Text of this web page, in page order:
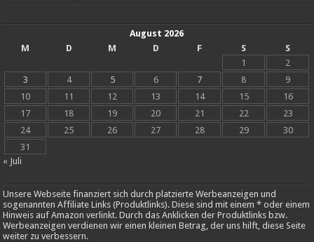
August 2026
M
D M D F S
S
1
2
3
4 5 6 7 8
9
10
11 12 13 14 15
16
17
18 19 20 21 22
23
24
25 26 27 28 29
30
31
« Juli
Unsere Webseite finanziert sich durch platzierte Werbeanzeigen und
sogenannten Affiliate Links (Produktlinks). Diese sind mit einem * oder einem
Hinweis auf Amazon verlinkt. Durch das Anklicken der Produktlinks bzw.
Werbeanzeigen verdienen wir einen kleinen Betrag, der uns hilft, diese Seite
weiter zu verbessern.